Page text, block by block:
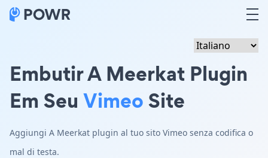
Embutir A Meerkat Plugin
Em Seu VimeoSite
Aggiungi A Meerkat plugin al tuo sito Vimeo senza codifica o
mal di testa.